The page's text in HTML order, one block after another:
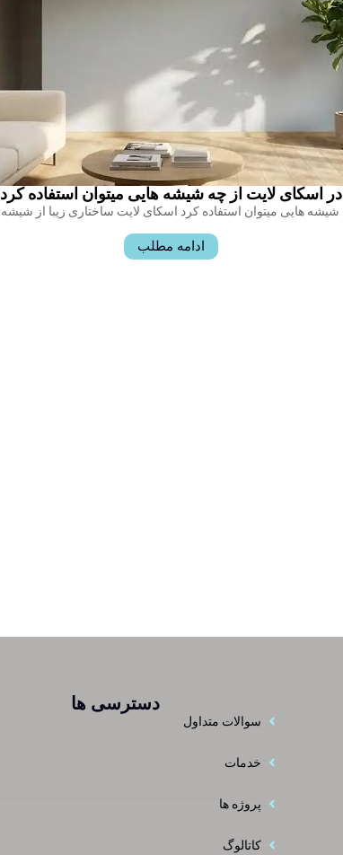
در اسکای لایت از چه شیشه هایی میتوان استفاده کرد
ادامه مطلب
دسترسی ها
سوالات متداول
خدمات
پروژه ها
کاتالوگ